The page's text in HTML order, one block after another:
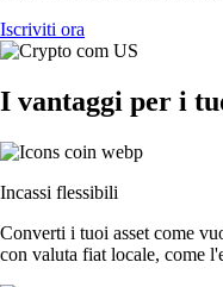
Iscriviti ora
I vantaggi per i
Incassi flessibili
Converti i tuoi asset come
con valuta fiat locale, come